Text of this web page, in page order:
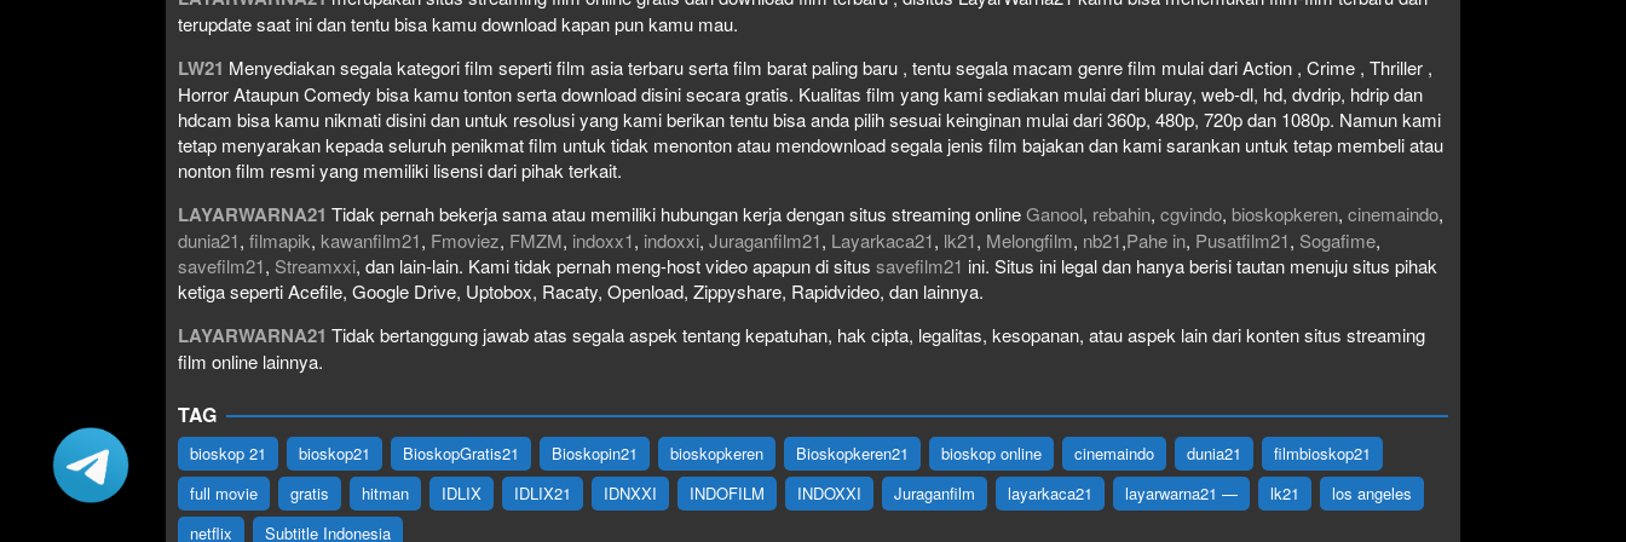
terupdate saat ini dan tentu bisa kamu download kapan pun kamu mau.
LW21 Menyediakan segala kategori film seperti film asia terbaru serta film barat paling baru , tentu segala macam genre film mulai dari Action , Crime , Thriller ,
Horror Ataupun Comedy bisa kamu tonton serta download disini secara gratis. Kualitas film yang kami sediakan mulai dari bluray, web-dl, hd, dvdrip, hdrip dan
hdcam bisa kamu nikmati disini dan untuk resolusi yang kami berikan tentu bisa anda pilih sesuai keinginan mulai dari 360p, 480p, 720p dan 1080p. Namun kami
tetap menyarakan kepada seluruh penikmat film untuk tidak menonton atau mendownload segala jenis film bajakan dan kami sarankan untuk tetap membeli atau
nonton film resmi yang memiliki lisensi dari pihak terkait.
LAYARWARNA21 Tidak pernah bekerja sama atau memiliki hubungan kerja dengan situs streaming onlineGanool, rebahin, cgvindo, bioskopkeren, cinemaindo,
dunia21, filmapik, kawanfilm21, Fmoviez, FMZM, indoxx1, indoxxi, Juraganfilm21, Layarkaca21, lk21, Melongfilm, nb21,Pahe in, Pusatfilm21, Sogafime,
savefilm21, Streamxxi, dan lain-lain. Kami tidak pernah meng-host video apapun di situs savefilm21 ini. Situs ini legal dan hanya berisi tautan menuju situs pihak
ketiga seperti Acefile, Google Drive, Uptobox, Racaty, Openload, Zippyshare, Rapidvideo, dan lainnya.
LAYARWARNA21 Tidak bertanggung jawab atas segala aspek tentang kepatuhan, hak cipta, legalitas, kesopanan, atau aspek lain dari konten situs streaming
film online lainnya.
TAG
bioskop 21 bioskop21 BioskopGratis21 Bioskopin21 bioskopkeren Bioskopkeren21 bioskop online cinemaindo dunia21
filmbioskop21
full movie
gratis hitman IDLIX IDLIX21 IDNXXI INDOFILM INDOXXI Juraganfilm layarkaca21 layarwarna21 — lk21
los angeles
netflix
Subtitle Indonesia